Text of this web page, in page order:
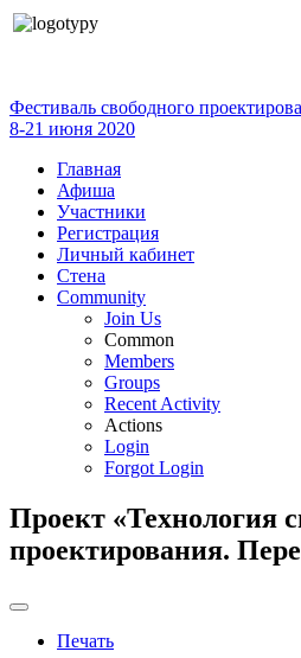
Фестиваль свободного
8-21 июня 2020
Главная
Афиша
Участники
Регистрация
Личный кабинет
Стена
Community
Join Us
Common
Members
Groups
Recent Activity
Actions
Login
Forgot Login
Проект «Технология
проектирования.
Печать